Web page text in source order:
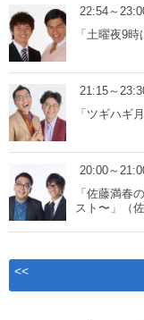
22:54～
「土曜夜9
21:15～
「ツギハギ
20:00～
「佐藤満春
スト〜」（佐
<<